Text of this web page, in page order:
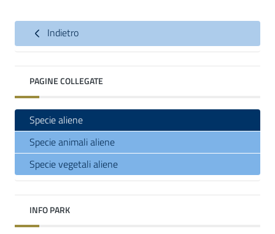
Indietro
PAGINE COLLEGATE
Specie aliene
Specie animali aliene
Specie vegetali aliene
INFO PARK